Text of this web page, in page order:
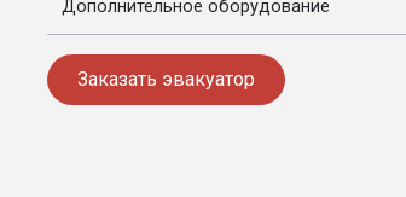
Дополнительное оборудование
Заказать эвакуатор